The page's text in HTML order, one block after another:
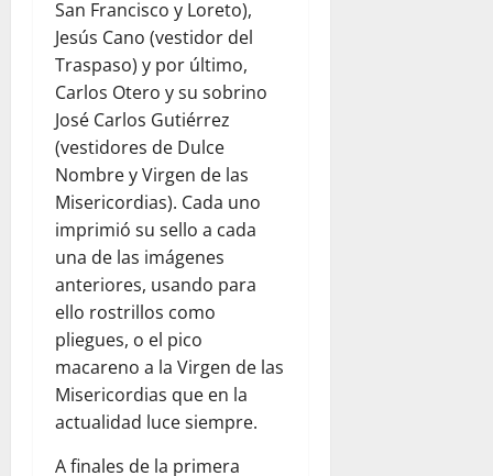
San Francisco y Loreto),
Jesús Cano (vestidor del
Traspaso) y por último,
Carlos Otero y su sobrino
José Carlos Gutiérrez
(vestidores de Dulce
Nombre y Virgen de las
Misericordias). Cada uno
imprimió su sello a cada
una de las imágenes
anteriores, usando para
ello rostrillos como
pliegues, o el pico
macareno a la Virgen de las
Misericordias que en la
actualidad luce siempre.
A finales de la primera